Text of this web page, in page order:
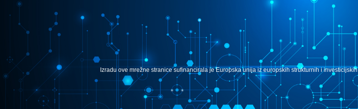
Izradu ove mrežne stranice sufinancirala je Europska unija iz europskih strukturnih i